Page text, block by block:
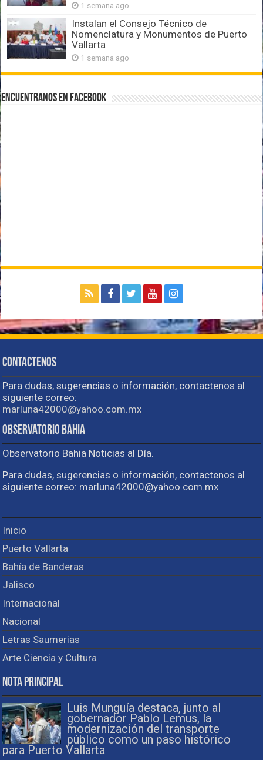
1 semana ago
Instalan el Consejo Técnico de
Nomenclatura y Monumentos de Puerto
Vallarta
1 semana ago
Encuentranos en Facebook
Contactenos
Para dudas, sugerencias o información, contactenos al
siguiente correo:
marluna42000@yahoo.com.mx
Observatorio Bahia
Observatorio Bahia Noticias al Día.
Para dudas, sugerencias o información, contactenos al
siguiente correo: marluna42000@yahoo.com.mx
Inicio
Puerto Vallarta
Bahía de Banderas
Jalisco
Internacional
Nacional
Letras Saumerias
Arte Ciencia y Cultura
Nota Principal
Luis Munguía destaca, junto al
gobernador Pablo Lemus, la
modernización del transporte
público como un paso histórico
para Puerto Vallarta